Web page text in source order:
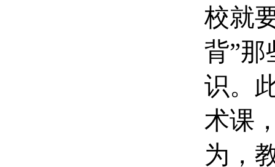
校就
背”
识。
术课
为，